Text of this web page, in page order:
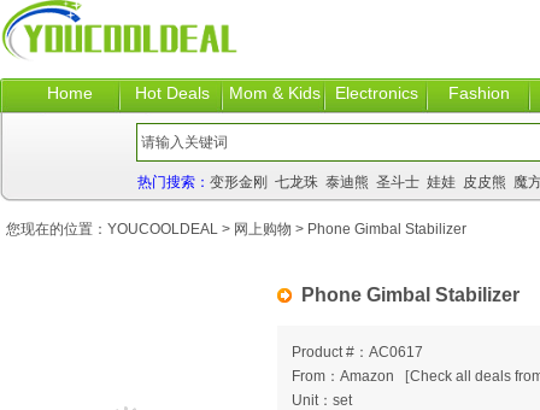
Home Hot Deals Mom & Kids Electronics Fashion
热门搜索： 变形金刚 七龙珠 泰迪熊 圣斗士 娃娃 皮皮熊 魔
Phone Gimbal Stabilizer
Product #：AC0617
From：Amazon
[Check all deals
Unit：set
您现在的位置： YOUCOOLDEAL > 网上购物 > Phone Gimbal Stabilizer